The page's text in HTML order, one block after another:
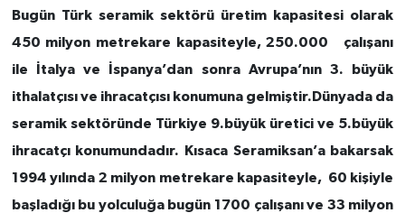
Bugün Türk seramik sektörü üretim kapasitesi olarak
450 milyon metrekare kapasiteyle, 250.000 çalışanı
ile İtalya ve İspanya’dan sonra Avrupa’nın 3. büyük
ithalatçısı ve ihracatçısı konumuna gelmiştir.Dünyada da
seramik sektöründe Türkiye 9.büyük üretici ve 5.büyük
ihracatçı konumundadır. Kısaca Seramiksan’a bakarsak
1994 yılında 2 milyon metrekare kapasiteyle, 60 kişiyle
başladığı bu yolculuğa bugün 1700 çalışanı ve 33 milyon